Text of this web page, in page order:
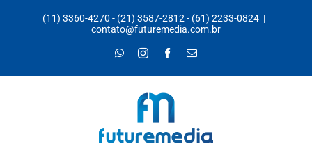
(11) 3360-4270 - (21) 3587-2812- (61) 2233-0824 |
contato@futuremedia.com.br
WhatsAppInstagramFacebook
E-